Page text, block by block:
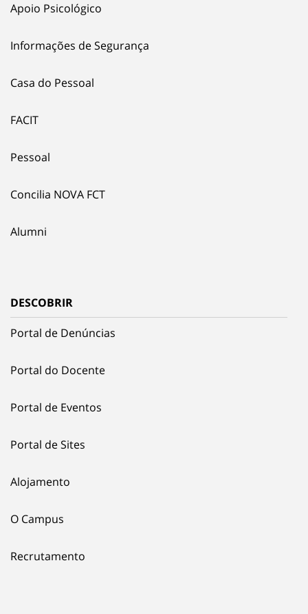
Apoio Psicológico
Informações de Segurança
Casa do Pessoal
FACIT
Pessoal
Concilia NOVA FCT
Alumni
DESCOBRIR
Portal de Denúncias
Portal do Docente
Portal de Eventos
Portal de Sites
Alojamento
O Campus
Recrutamento